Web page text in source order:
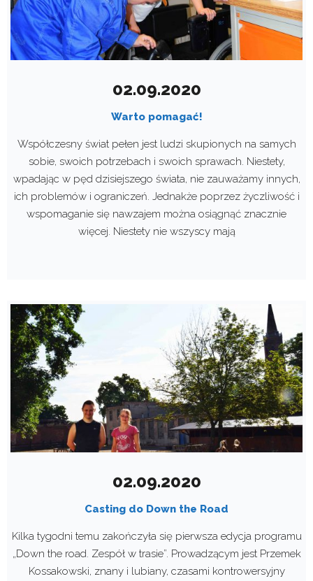
02.09.2020
Warto pomagać!
Współczesny świat pełen jest ludzi skupionych na samych
sobie, swoich potrzebach i swoich sprawach. Niestety,
wpadając w pęd dzisiejszego świata, nie zauważamy innych,
ich problemów i ograniczeń. Jednakże poprzez życzliwość i
wspomaganie się nawzajem można osiągnąć znacznie
więcej. Niestety nie wszyscy mają
02.09.2020
Casting do Down the Road
Kilka tygodni temu zakończyła się pierwsza edycja programu
„Down the road. Zespół w trasie”. Prowadzącym jest Przemek
Kossakowski, znany i lubiany, czasami kontrowersyjny